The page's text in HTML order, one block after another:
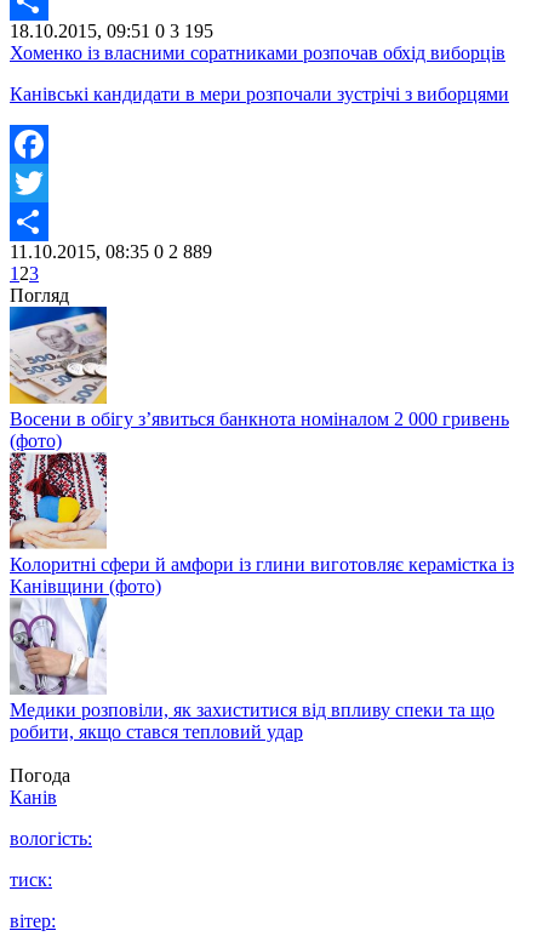
Share
18.10.2015, 09:51 0 3 195
Хоменко із власними соратниками розпочав обхід виборців
Канівські кандидати в мери розпочали зустрічі з виборцями
Facebook
Twitter
Share
11.10.2015, 08:35 0 2 889
1 23
Погляд
Восени в обігу з’явиться банкнота номіналом 2 000 гривень
(фото)
Колоритні сфери й амфори із глини виготовляє керамістка із
Канівщини (фото)
Медики розповіли, як захиститися від впливу спеки та що
робити, якщо стався тепловий удар
Погода
Канів
вологість:
тиск:
вітер: